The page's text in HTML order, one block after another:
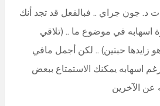
د. جون جراي .. فبالفعل قد تجد أنك
اسهابه في موضوع ما .. (تلاقي
زايدها حبتين) .. لكن أجمل مافي
اسهابه يمكنك الاستمتاع ببعض
الآخرين